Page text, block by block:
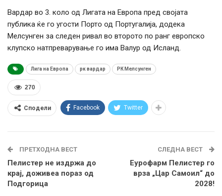
Вардар во 3. коло од Лигата на Европа пред својата
публика ќе го угости Порто од Португалија, додека
Мелсунген за следен ривал во второто по ранг европско
клупско натпреварување го има Валур од Исланд.
Лига на Европа рк вардар РК Мелсунген
270
Сподели Facebook Twitter
ПРЕТХОДНА ВЕСТ
Пелистер не издржа до
крај, доживеа пораз од
Подгорица
СЛЕДНА ВЕСТ
Еурофарм Пелистер го
врза „Цар Самоил“ до
2028!